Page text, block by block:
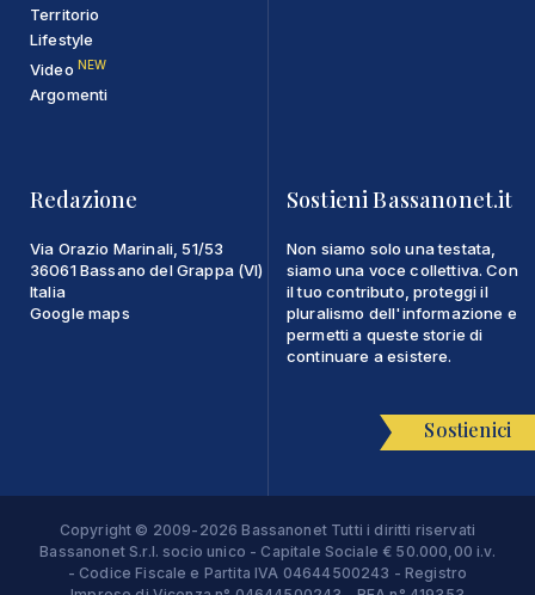
Territorio
Lifestyle
Video NEW
Argomenti
Redazione
Via Orazio Marinali, 51/53
36061 Bassano del Grappa (VI)
Italia
Google maps
Sostieni Bassanonet.it
Non siamo solo una testata,
siamo una voce collettiva. Con
il tuo contributo, proteggi il
pluralismo dell'informazione e
permetti a queste storie di
continuare a esistere.
Sostienici
Copyright © 2009-2026 Bassanonet Tutti i diritti riservati
Bassanonet S.r.l. socio unico - Capitale Sociale € 50.000,00 i.v.
- Codice Fiscale e Partita IVA 04644500243 - Registro